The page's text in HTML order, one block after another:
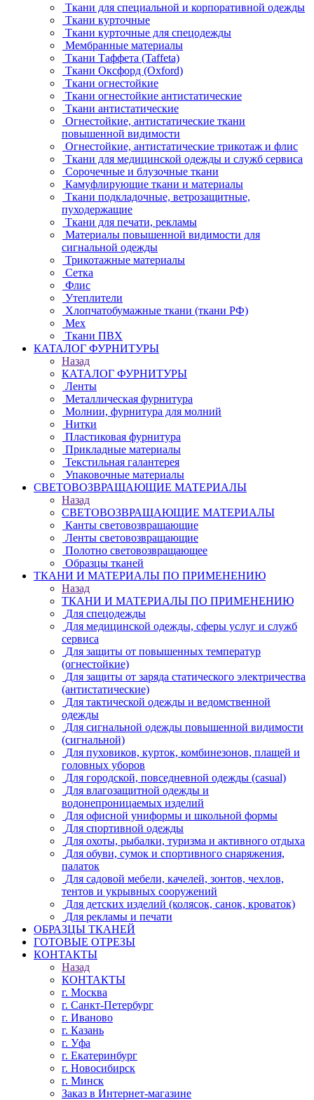
Ткани для специальной и корпоративной одежды
Ткани курточные
Ткани курточные для спецодежды
Мембранные материалы
Ткани Таффета (Taffeta)
Ткани Оксфорд (Oxford)
Ткани огнестойкие
Ткани огнестойкие антистатические
Ткани антистатические
Огнестойкие, антистатические ткани
повышенной видимости
Огнестойкие, антистатические трикотаж и флис
Ткани для медицинской одежды и служб сервиса
Сорочечные и блузочные ткани
Камуфлирующие ткани и материалы
Ткани подкладочные, ветрозащитные,
пуходержащие
Ткани для печати, рекламы
Материалы повышенной видимости для
сигнальной одежды
Трикотажные материалы
Сетка
Флис
Утеплители
Хлопчатобумажные ткани (ткани РФ)
Мех
Ткани ПВХ
КАТАЛОГ ФУРНИТУРЫ
Назад
КАТАЛОГ ФУРНИТУРЫ
Ленты
Металлическая фурнитура
Молнии, фурнитура для молний
Нитки
Пластиковая фурнитура
Прикладные материалы
Текстильная галантерея
Упаковочные материалы
СВЕТОВОЗВРАЩАЮЩИЕ МАТЕРИАЛЫ
Назад
СВЕТОВОЗВРАЩАЮЩИЕ МАТЕРИАЛЫ
Канты световозвращающие
Ленты световозвращающие
Полотно световозвращающее
Образцы тканей
ТКАНИ И МАТЕРИАЛЫ ПО ПРИМЕНЕНИЮ
Назад
ТКАНИ И МАТЕРИАЛЫ ПО ПРИМЕНЕНИЮ
Для спецодежды
Для медицинской одежды, сферы услуг и служб
сервиса
Для защиты от повышенных температур
(огнестойкие)
Для защиты от заряда статического электричества
(антистатические)
Для тактической одежды и ведомственной
одежды
Для сигнальной одежды повышенной видимости
(сигнальной)
Для пуховиков, курток, комбинезонов, плащей и
головных уборов
Для городской, повседневной одежды (casual)
Для влагозащитной одежды и
водонепроницаемых изделий
Для офисной униформы и школьной формы
Для спортивной одежды
Для охоты, рыбалки, туризма и активного отдыха
Для обуви, сумок и спортивного снаряжения,
палаток
Для садовой мебели, качелей, зонтов, чехлов,
тентов и укрывных сооружений
Для детских изделий (колясок, санок, кроваток)
Для рекламы и печати
ОБРАЗЦЫ ТКАНЕЙ
ГОТОВЫЕ ОТРЕЗЫ
КОНТАКТЫ
Назад
КОНТАКТЫ
г. Москва
г. Санкт-Петербург
г. Иваново
г. Казань
г. Уфа
г. Екатеринбург
г. Новосибирск
г. Минск
Заказ в Интернет-магазине